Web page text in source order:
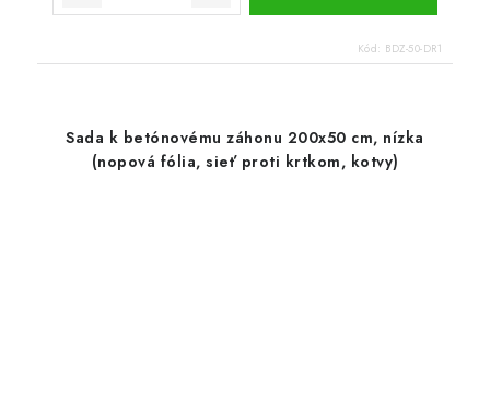
Kód: BDZ-50-DR1
Sada k betónovému záhonu 200x50 cm, nízka
(nopová fólia, sieť proti krtkom, kotvy)